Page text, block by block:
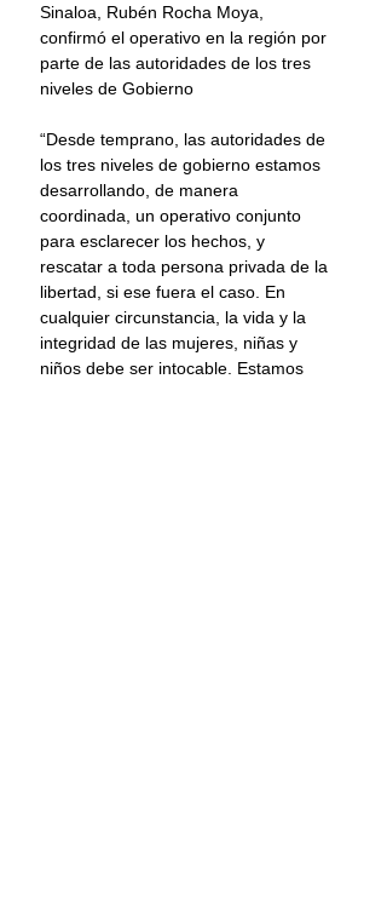
Sinaloa, Rubén Rocha Moya,
confirmó el operativo en la región por
parte de las autoridades de los tres
niveles de Gobierno
“Desde temprano, las autoridades de
los tres niveles de gobierno estamos
desarrollando, de manera
coordinada, un operativo conjunto
para esclarecer los hechos, y
rescatar a toda persona privada de la
libertad, si ese fuera el caso. En
cualquier circunstancia, la vida y la
integridad de las mujeres, niñas y
niños debe ser intocable. Estamos